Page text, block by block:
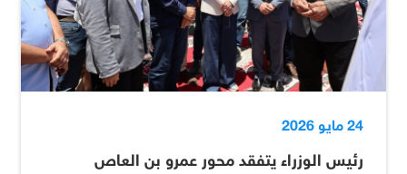
24 مايو 2026
رئيس الوزراء يتفقد محور عمرو بن العاص